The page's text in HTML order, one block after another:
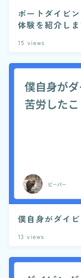
ボートダイビ
体験を紹介し
15 views
僕自身がダイ
13 views